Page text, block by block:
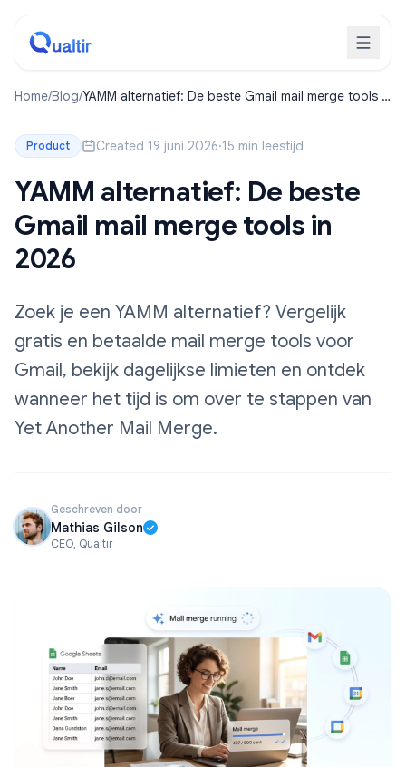
Home/Blog/YAMM alternatief: De beste Gmail mail merge tools in
Product Created 19 juni 2026·15 min leestijd
YAMM alternatief: De beste
Gmail mail merge tools in
2026
Zoek je een YAMM alternatief? Vergelijk
gratis en betaalde mail merge tools voor
Gmail, bekijk dagelijkse limieten en ontdek
wanneer het tijd is om over te stappen van
Yet Another Mail Merge.
Geschreven door
Mathias Gilson
CEO, Qualtir